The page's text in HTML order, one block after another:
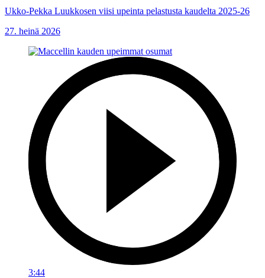
Ukko-Pekka Luukkosen viisi upeinta pelastusta kaudelta 2025-26
27. heinä 2026
3:44